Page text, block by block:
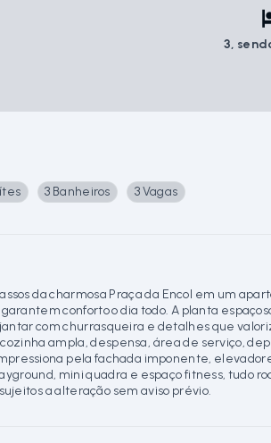
3,
3 Banheiros 3 Vagas
da charmosa Praça da Encol em um
conforto o dia todo. A planta
com churrasqueira e detalhes que
ampla, despensa, área de serviço,
pela fachada imponente,
mini quadra e espaço fitness, tudo
a alteração sem aviso prévio.